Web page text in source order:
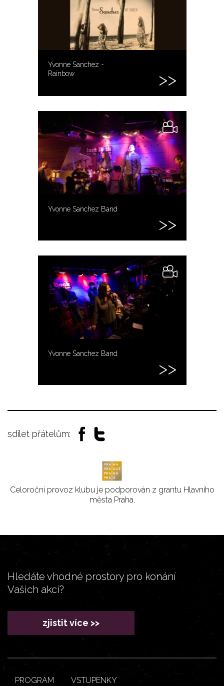
Yvonne Sanchez -
Rainbow
Yvonne Sanchez Band
Yvonne Sanchez Band
sdílet přátelům:
Celoroční provoz klubu je podporován z grantu Hlavního
města Praha.
Hledáte vhodné prostory pro konání
Vašich akcí?
zjistit více >>
PROGRAM
VSTUPENKY